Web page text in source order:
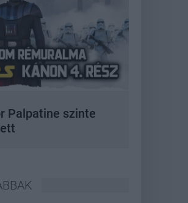
Palpatine szinte